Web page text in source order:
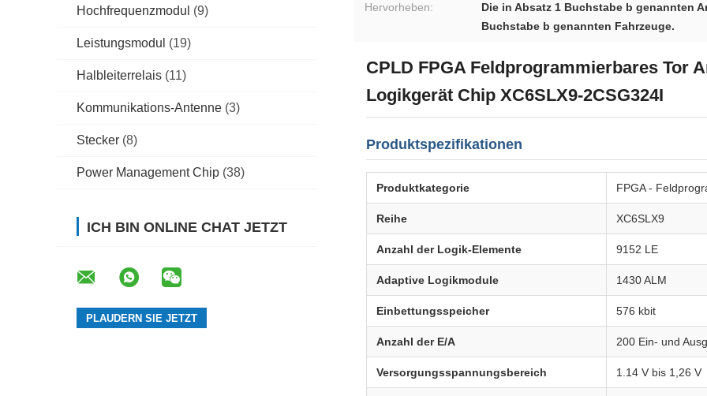
Hochfrequenzmodul (9)
Leistungsmodul (19)
Halbleiterrelais (11)
Kommunikations-Antenne (3)
Stecker (8)
Power Management Chip (38)
ICH BIN ONLINE CHAT JETZT
Hervorheben:
Die in Absatz 1 Buchstabe b genannten
Buchstabe b genannten Fahrzeuge.
CPLD FPGA Feldprogrammierbares Tor
Logikgerät Chip XC6SLX9-2CSG324I
Produktspezifikationen
Produktkategorie FPGA -
Reihe XC6SLX9
Anzahl der Logik-Elemente 9152 LE
Adaptive Logikmodule 1430 ALM
Einbettungsspeicher 576 kbit
Anzahl der E/A 200 Ein- und
Versorgungsspannungsbereich 1.14 V bis 1,26 V